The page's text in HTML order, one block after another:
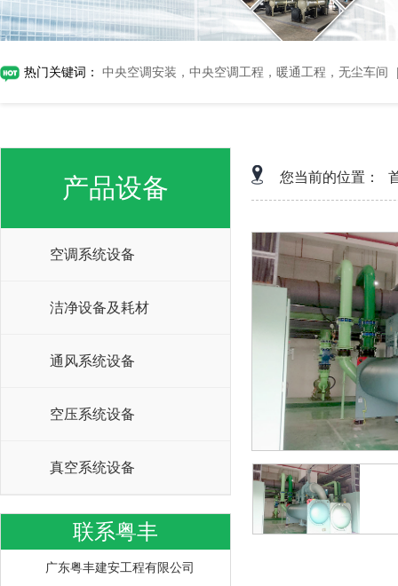
热门关键词： 中央空调安装，中央空调工程，暖通工程，无尘车间
产品设备
空调系统设备
洁净设备及耗材
通风系统设备
空压系统设备
真空系统设备
联系粤丰
广东粤丰建安工程有限公司
您当前的位置：